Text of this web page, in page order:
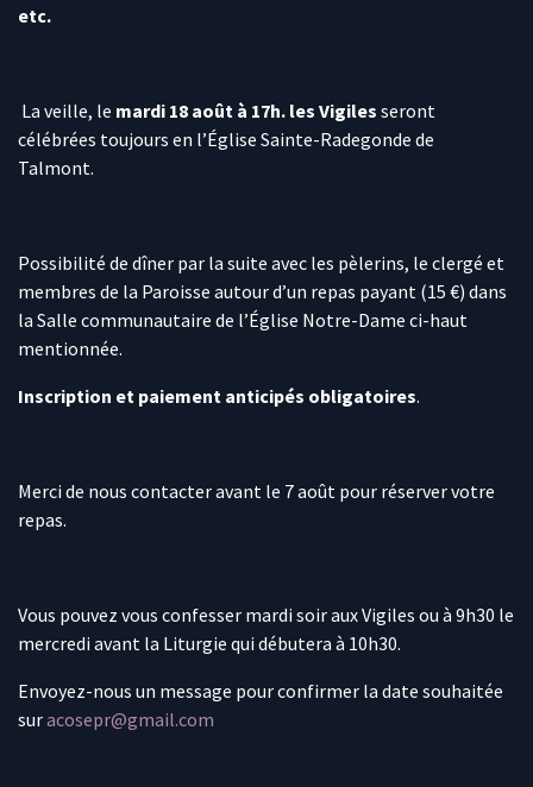
etc.
La veille, le mardi 18 août à 17h. les Vigiles seront
célébrées toujours en l’Église Sainte-Radegonde de
Talmont.
Possibilité de dîner par la suite avec les pèlerins, le clergé et
membres de la Paroisse autour d’un repas payant (15 €) dans
la Salle communautaire de l’Église Notre-Dame ci-haut
mentionnée.
Inscription et paiement anticipés obligatoires.
Merci de nous contacter avant le 7 août pour réserver votre
repas.
Vous pouvez vous confesser mardi soir aux Vigiles ou à 9h30 le
mercredi avant la Liturgie qui débutera à 10h30.
Envoyez-nous un message pour confirmer la date souhaitée
suracosepr@gmail.com